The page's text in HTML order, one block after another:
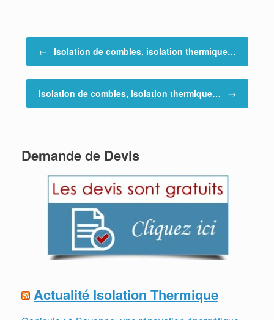
Post navigation
← Isolation de combles, isolation thermique…
Isolation de combles, isolation thermique… →
Demande de Devis
Actualité Isolation Thermique